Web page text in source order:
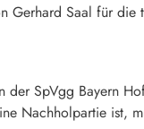
Saal für
SpVgg Bayern
Nachholpartie ist,